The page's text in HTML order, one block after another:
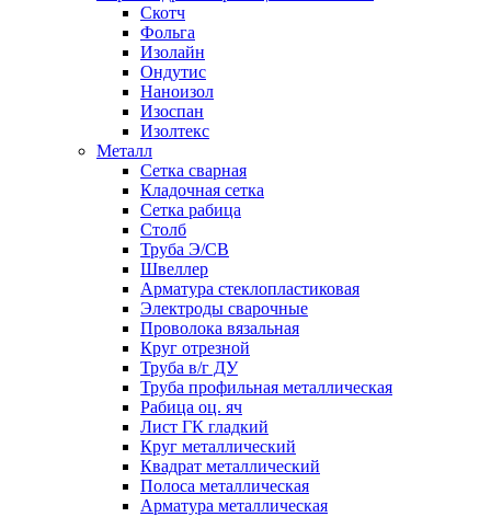
Скотч
Фольга
Изолайн
Ондутис
Наноизол
Изоспан
Изолтекс
Металл
Сетка сварная
Кладочная сетка
Сетка рабица
Столб
Труба Э/СВ
Швеллер
Арматура стеклопластиковая
Электроды сварочные
Проволока вязальная
Круг отрезной
Труба в/г ДУ
Труба профильная металлическая
Рабица оц. яч
Лист ГК гладкий
Круг металлический
Квадрат металлический
Полоса металлическая
Арматура металлическая